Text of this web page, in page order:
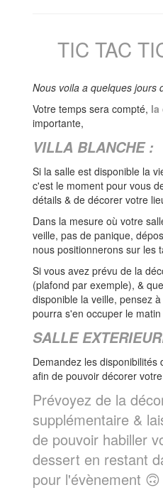
TIC TAC
Nous voila a quelques jours
Votre temps sera compté, la
importante,
VILLA BLANCHE :
Si la salle est disponible la
c'est le moment pour vous
détails & de décorer votre
Dans la mesure où votre
veille, pas de panique,
nous positionnerons sur les
Si vous avez prévu de la
(plafond par exemple), &
disponible la veille, pensez
pourra s'en occuper le
SALLE
Demandez les
afin de pouvoir décorer
Prévoyez de la
supplémentaire &
de pouvoir habiller
dessert en restant
pour l'évènement 🙃